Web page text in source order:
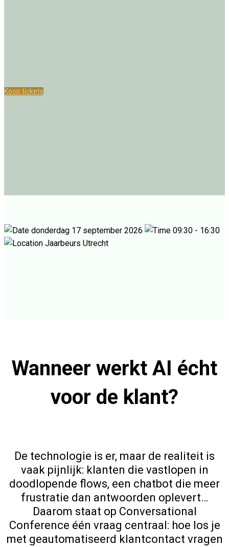
Koop tickets
donderdag 17 september 2026
09:30 - 16:30
Jaarbeurs Utrecht
Wanneer werkt AI écht
voor de klant?
De technologie is er, maar de realiteit is
vaak pijnlijk: klanten die vastlopen in
doodlopende flows, een chatbot die meer
frustratie dan antwoorden oplevert…
Daarom staat op Conversational
Conference één vraag centraal: hoe los je
met geautomatiseerd klantcontact vragen